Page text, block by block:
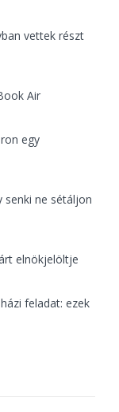
vettek részt
Air
egy
senki ne sétáljon
elnökjelöltje
feladat: ezek